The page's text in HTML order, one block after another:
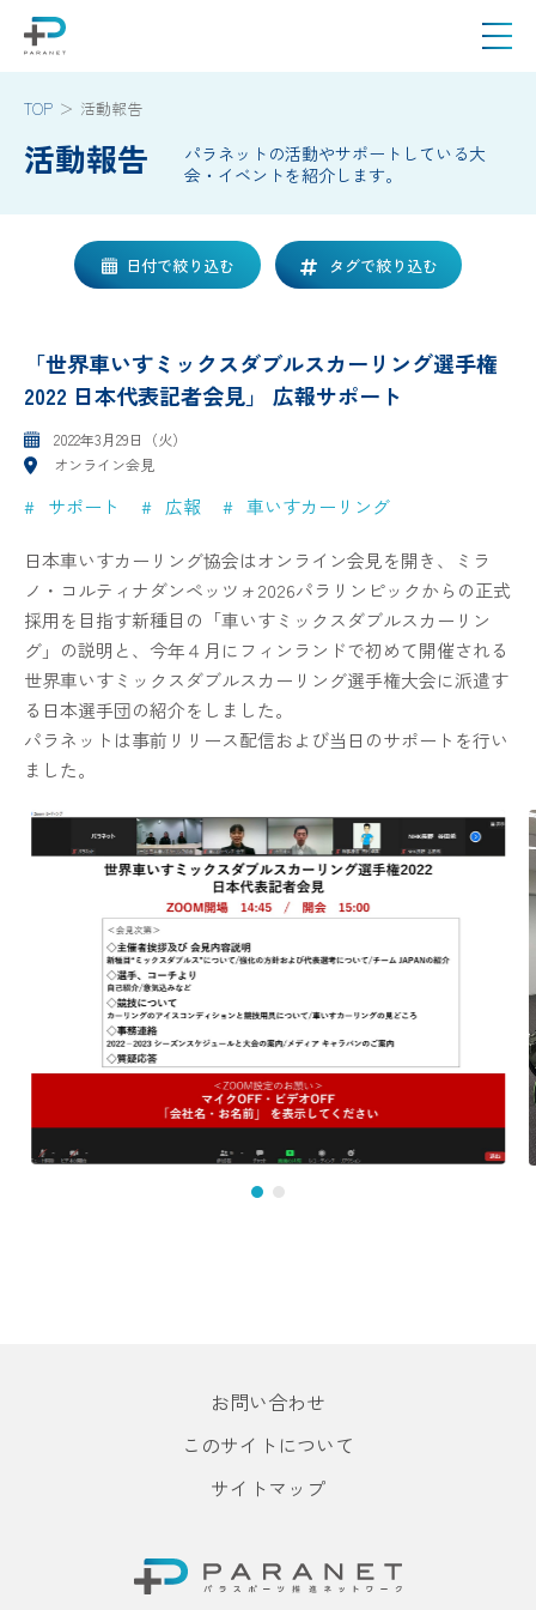
TOP 活動報告
活動報告
パラネットの活動やサポートしている大
会・イベントを紹介します。
日付で絞り込む タグで絞り込む
「世界車いすミックスダブルスカーリング選手権
2022 日本代表記者会見」 広報サポート
2022年3月29日（火）
オンライン会見
サポート 広報 車いすカーリング
日本車いすカーリング協会はオンライン会見を開き、ミラ
ノ・コルティナダンペッツォ2026パラリンピックからの正式
採用を目指す新種目の「車いすミックスダブルスカーリン
グ」の説明と、今年４月にフィンランドで初めて開催される
世界車いすミックスダブルスカーリング選手権大会に派遣す
る日本選手団の紹介をしました。
パラネットは事前リリース配信および当日のサポートを行い
ました。
お問い合わせ
このサイトについて
サイトマップ